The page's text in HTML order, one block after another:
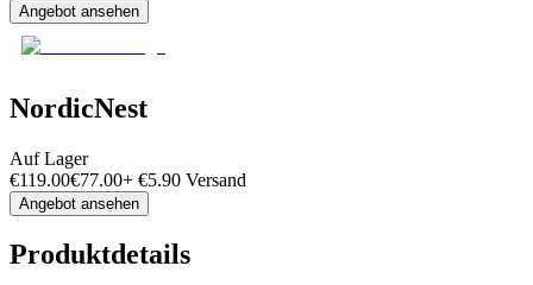
Angebot ansehen
NordicNest
Auf Lager
€119.00€77.00+ €5.90 Versand
Angebot ansehen
Produktdetails